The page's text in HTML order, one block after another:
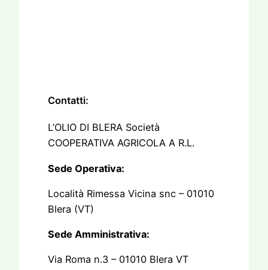
Contatti:
L’OLIO DI BLERA Società
COOPERATIVA AGRICOLA A R.L.
Sede Operativa:
Località Rimessa Vicina snc – 01010
Blera (VT)
Sede Amministrativa:
Via Roma n.3 – 01010 Blera VT